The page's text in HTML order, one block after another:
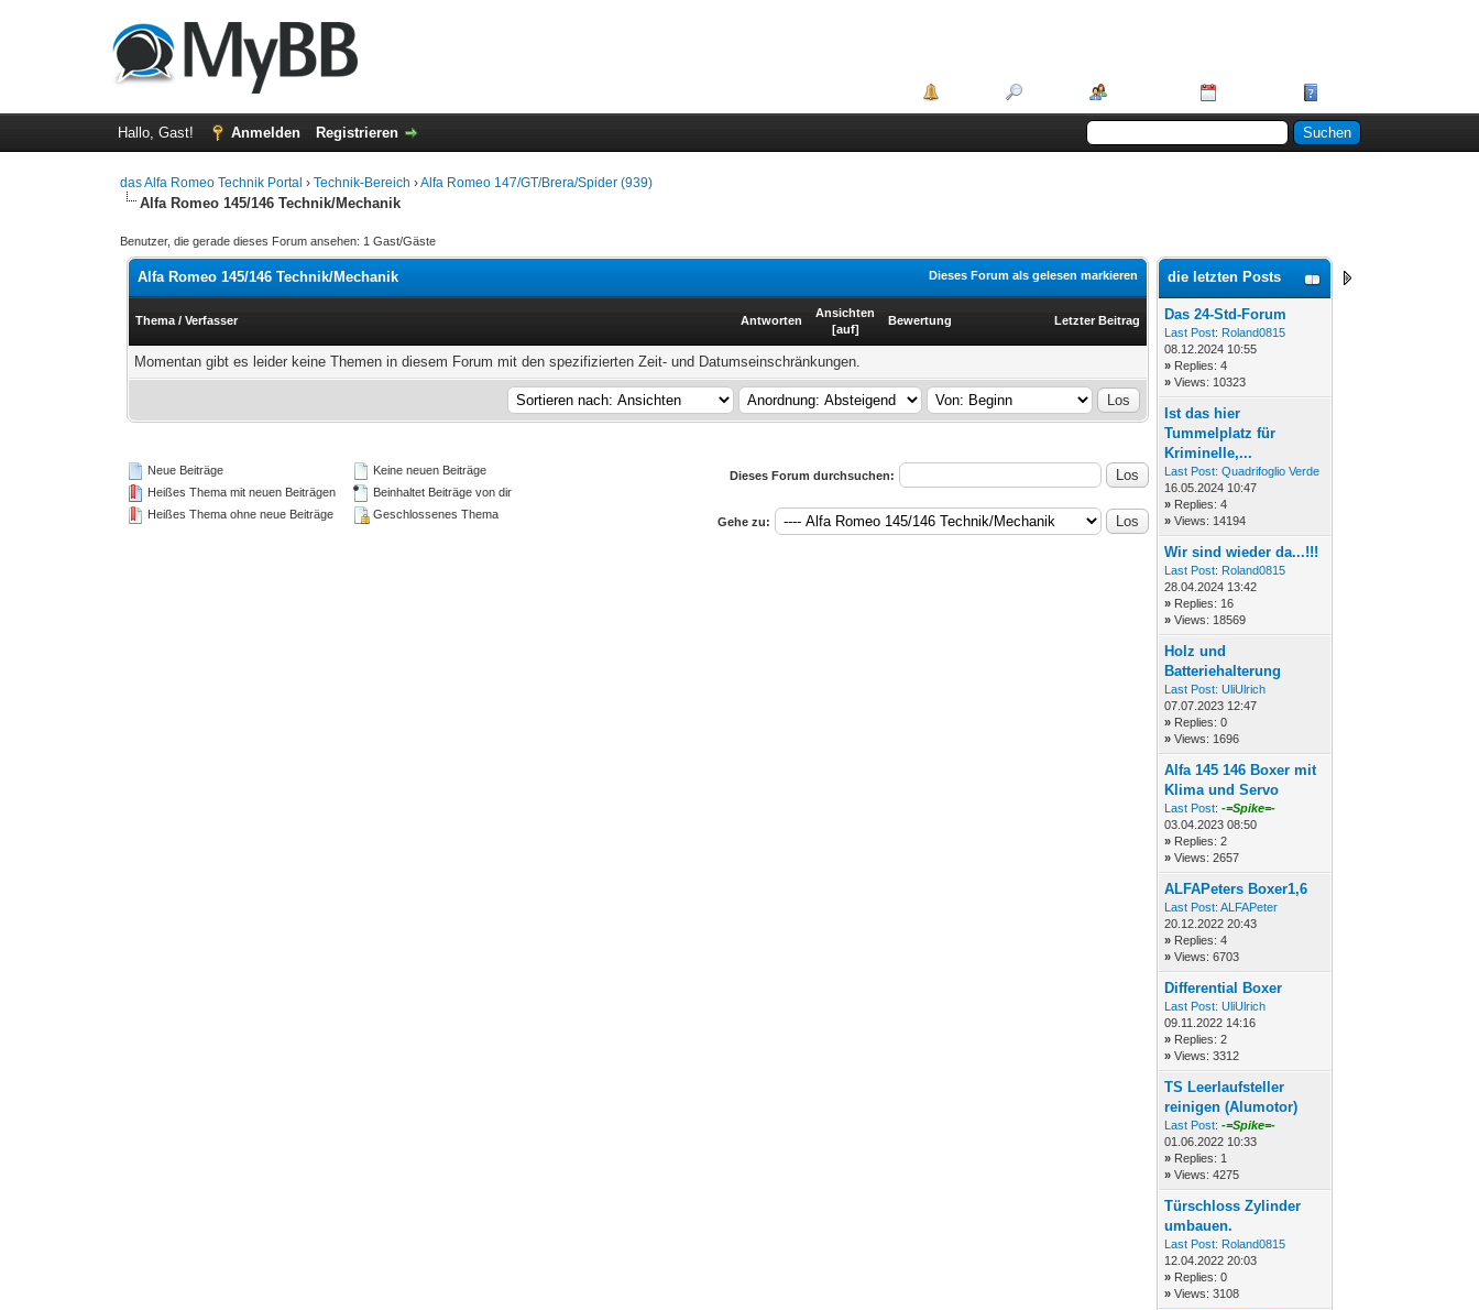
Hallo, Gast! Anmelden Registrieren
das Alfa Romeo Technik Portal ›Technik-Bereich ›Alfa Romeo 147/GT/Brera/Spider (939)
Alfa Romeo 145/146 Technik/Mechanik
Benutzer, die gerade dieses Forum ansehen: 1 Gast/Gäste
Dieses Forum als gelesen markieren
Alfa Romeo 145/146 Technik/Mechanik
Thema /Verfasser Antworten
Ansichten
[auf]
Bewertung Letzter Beitrag
Momentan gibt es leider keine Themen in diesem Forum mit den spezifizierten Zeit- und Datumseinschränkungen.
Neue Beiträge
Heißes Thema mit neuen Beiträgen
Heißes Thema ohne neue Beiträge
Keine neuen Beiträge
Beinhaltet Beiträge von dir
Geschlossenes Thema
Dieses Forum durchsuchen:
Gehe zu:
die letzten Posts
Das 24-Std-Forum
Last Post: Roland0815
08.12.2024 10:55
» Replies: 4
»Views: 10323
Ist das hier
Tummelplatz für
Kriminelle,...
Last Post: Quadrifoglio Verde
16.05.2024 10:47
» Replies: 4
»Views: 14194
Wir sind wieder da...!!!
Last Post: Roland0815
28.04.2024 13:42
» Replies: 16
»Views: 18569
Holz und
Batteriehalterung
Last Post: UliUlrich
07.07.2023 12:47
» Replies: 0
»Views: 1696
Alfa 145 146 Boxer mit
Klima und Servo
Last Post: -=Spike=-
03.04.2023 08:50
» Replies: 2
»Views: 2657
ALFAPeters Boxer1,6
Last Post: ALFAPeter
20.12.2022 20:43
» Replies: 4
»Views: 6703
Differential Boxer
Last Post: UliUlrich
09.11.2022 14:16
» Replies: 2
»Views: 3312
TS Leerlaufsteller
reinigen (Alumotor)
Last Post: -=Spike=-
01.06.2022 10:33
» Replies: 1
»Views: 4275
Türschloss Zylinder
umbauen.
Last Post: Roland0815
12.04.2022 20:03
» Replies: 0
»Views: 3108